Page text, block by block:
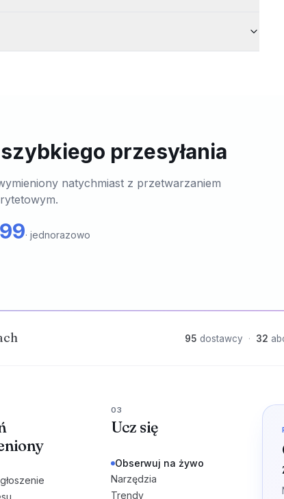
przesyłania
natychmiast z przetwarzaniem
· jednorazowo
95 dostawcy · 32
03
Ucz się
Obserwuj na żywo
Narzędzia
Trendy